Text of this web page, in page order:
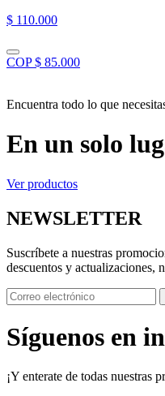
$ 110.000
COP $ 85.000
Encuentra todo lo que
En un solo
Ver productos
NEWSLETTER
Suscríbete a nuestras
descuentos y actualizaciones,
Síguenos en
¡Y enterate de todas nuestras